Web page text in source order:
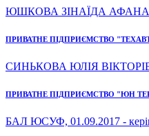
ЮШКОВА ЗІНАЇДА
ПРИВАТНЕ ПІДПРИЄМСТВО
СИНЬКОВА ЮЛІЯ
ПРИВАТНЕ ПІДПРИЄМСТВО "ЮН
БАЛ ЮСУФ, 01.09.2017 -